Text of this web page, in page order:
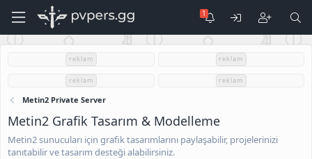
reklam reklam
reklam reklam
Metin2 Private Server
Metin2 Grafik Tasarım & Modelleme
Metin2 sunucuları için grafik tasarımlarını paylaşabilir, projelerinizi
tanıtabilir ve tasarım desteği alabilirsiniz.